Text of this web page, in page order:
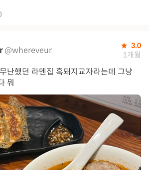
@whereveur 3.0
1개월
난했던 라멘집 흑돼지교자라는데 그냥
뭐